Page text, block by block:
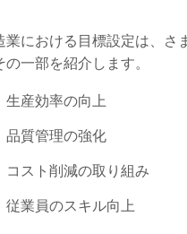
業における目標設定は、さ
の一部を紹介します。
生産効率の向上
品質管理の強化
コスト削減の取り組み
従業員のスキル向上